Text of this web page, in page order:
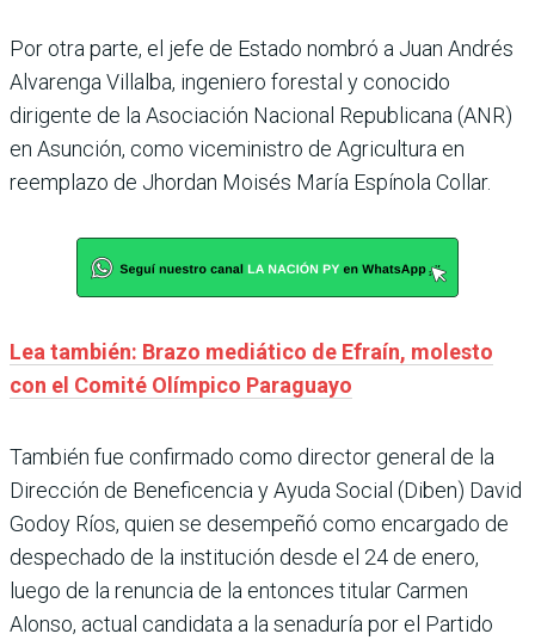
Por otra parte, el jefe de Estado nombró a Juan Andrés
Alvarenga Villalba, ingeniero forestal y conocido
dirigente de la Asociación Nacional Republicana (ANR)
en Asunción, como viceministro de Agricultura en
reemplazo de Jhordan Moisés María Espínola Collar.
Lea también: Brazo mediático de Efraín, molesto
con el Comité Olímpico Paraguayo
También fue confirmado como director general de la
Dirección de Beneficencia y Ayuda Social (Diben) David
Godoy Ríos, quien se desempeñó como encargado de
despechado de la institución desde el 24 de enero,
luego de la renuncia de la entonces titular Carmen
Alonso, actual candidata a la senaduría por el Partido